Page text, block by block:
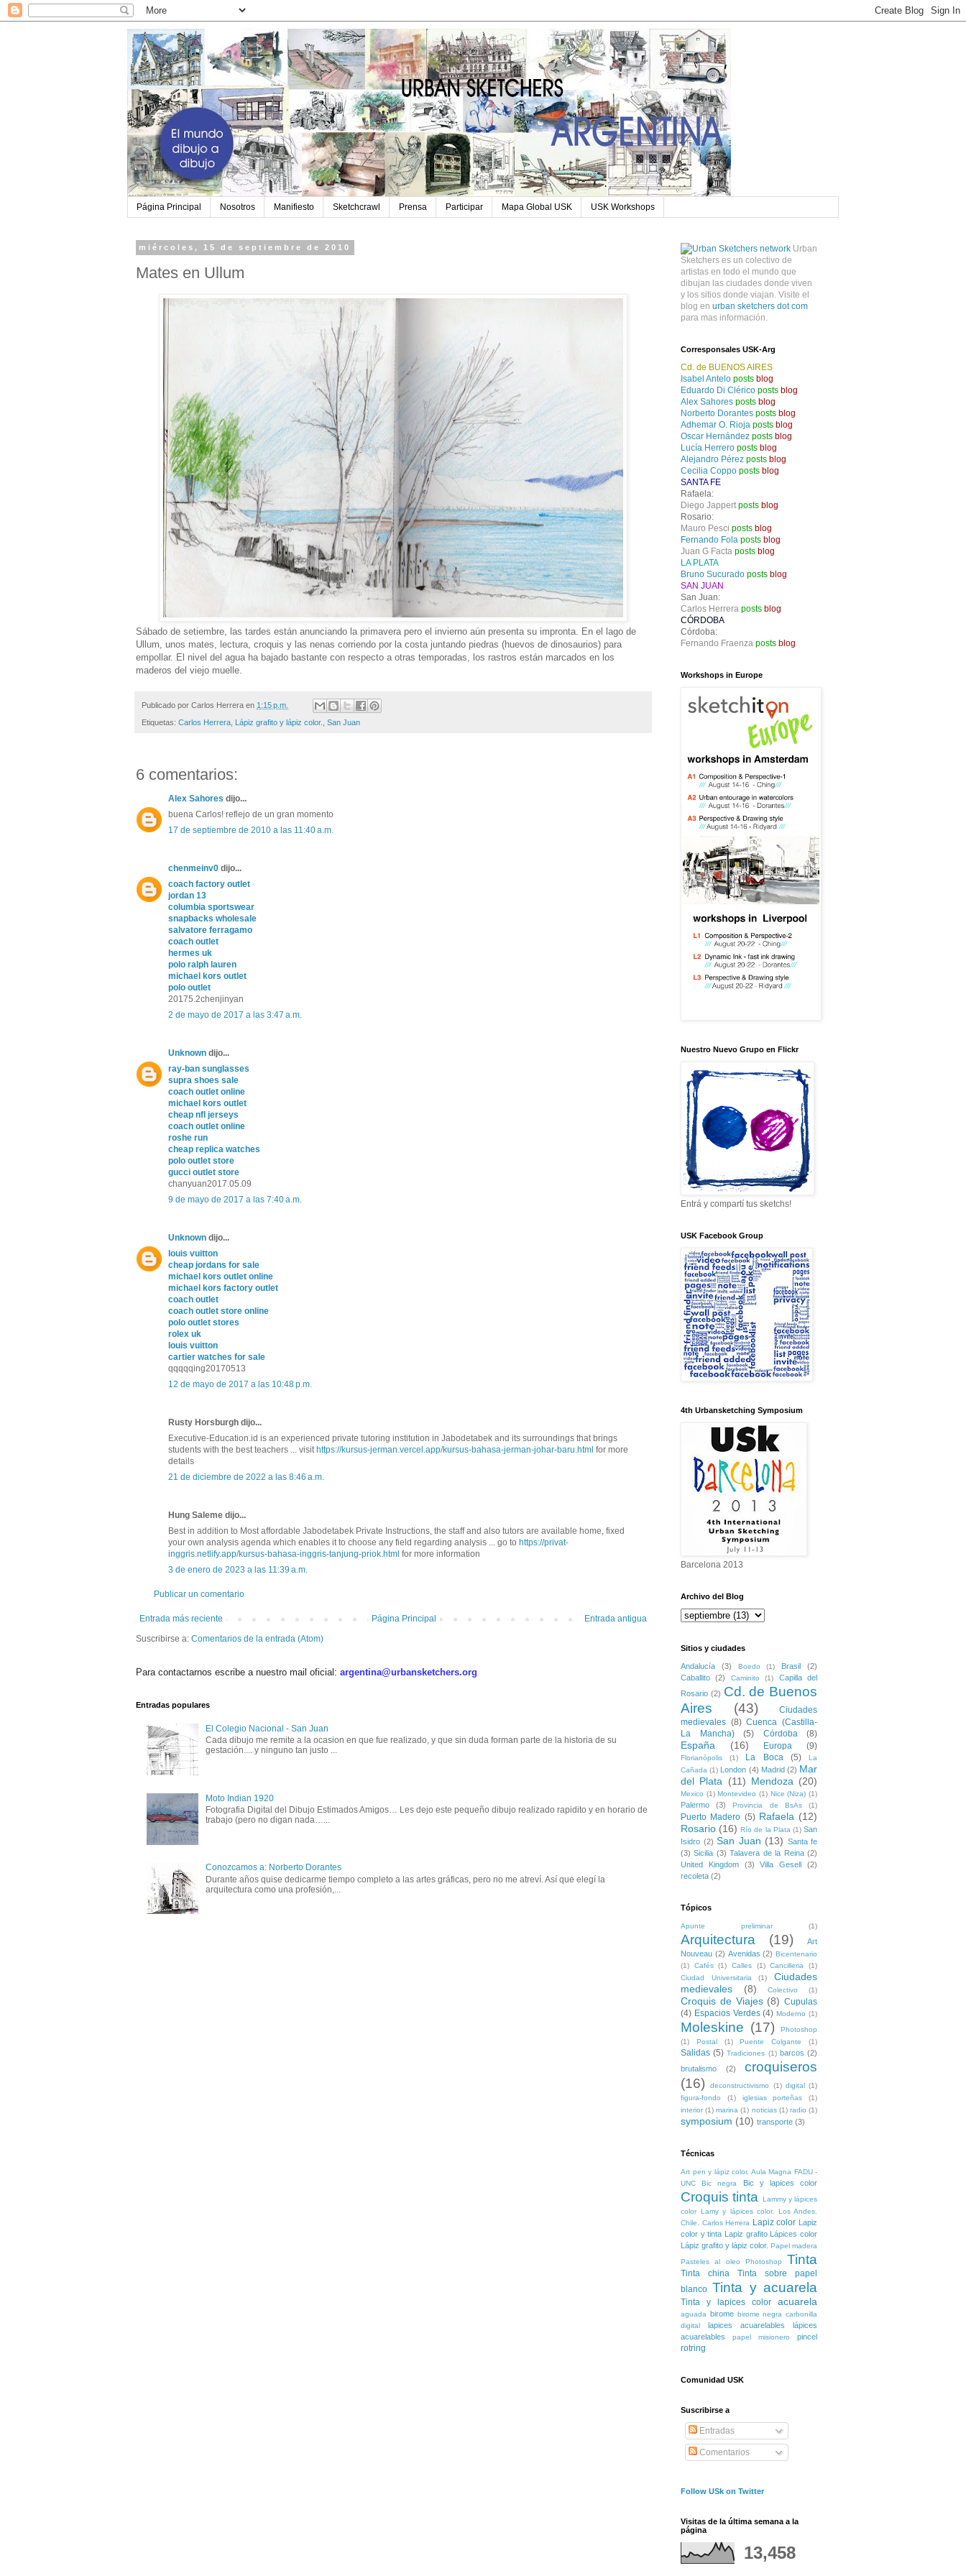
Página Principal Nosotros Manifiesto Sketchcrawl Prensa Participar Mapa Global USK USK Workshops
miércoles, 15 de septiembre de 2010
Mates en Ullum
Sábado de setiembre, las tardes están anunciando la primavera pero el invierno aún presenta su impronta. En el lago de
Ullum, unos mates, lectura, croquis y las nenas corriendo por la costa juntando piedras (huevos de dinosaurios) para
empollar. El nivel del agua ha bajado bastante con respecto a otras temporadas, los rastros están marcados en los
maderos del viejo muelle.
Publicado por Carlos Herrera en 1:15 p.m.
Etiquetas: Carlos Herrera, Lápiz grafito y lápiz color., San Juan
6 comentarios:
Alex Sahores dijo...
buena Carlos! reflejo de un gran momento
17 de septiembre de 2010 a las 11:40 a.m.
chenmeinv0 dijo...
coach factory outlet
jordan 13
columbia sportswear
snapbacks wholesale
salvatore ferragamo
coach outlet
hermes uk
polo ralph lauren
michael kors outlet
polo outlet
20175.2chenjinyan
2 de mayo de 2017 a las 3:47 a.m.
Unknown dijo...
ray-ban sunglasses
supra shoes sale
coach outlet online
michael kors outlet
cheap nfl jerseys
coach outlet online
roshe run
cheap replica watches
polo outlet store
gucci outlet store
chanyuan2017.05.09
9 de mayo de 2017 a las 7:40 a.m.
Unknown dijo...
louis vuitton
cheap jordans for sale
michael kors outlet online
michael kors factory outlet
coach outlet
coach outlet store online
polo outlet stores
rolex uk
louis vuitton
cartier watches for sale
qqqqqing20170513
12 de mayo de 2017 a las 10:48 p.m.
Rusty Horsburgh dijo...
Executive-Education.id is an experienced private tutoring institution in Jabodetabek and its surroundings that brings
students with the best teachers ... visit https://kursus-jerman.vercel.app/kursus-bahasa-jerman-johar-baru.html for more
details
21 de diciembre de 2022 a las 8:46 a.m.
Hung Saleme dijo...
Best in addition to Most affordable Jabodetabek Private Instructions, the staff and also tutors are available home, fixed
your own analysis agenda which enables it to choose any field regarding analysis ... go to https://privat-
inggris.netlify.app/kursus-bahasa-inggris-tanjung-priok.html for more information
3 de enero de 2023 a las 11:39 a.m.
Publicar un comentario
Entrada más reciente Entrada antigua
Página Principal
Suscribirse a: Comentarios de la entrada (Atom)
Para contactarnos escribe a nuestro mail oficial: argentina@urbansketchers.org
Entradas populares
El Colegio Nacional - San Juan
Cada dibujo me remite a la ocasion en que fue realizado, y que sin duda forman parte de la historia de su
gestación.... y ninguno tan justo ...
Moto Indian 1920
Fotografia Digital del Dibujo Estimados Amigos… Les dejo este pequeño dibujo realizado rapidito y en horario de
trabajo (pero no digan nada…...
Conozcamos a: Norberto Dorantes
Durante años quise dedicarme tiempo completo a las artes gráficas, pero no me atreví. Así que elegí la
arquitectura como una profesión,...
Urban
Sketchers es un colectivo de
artistas en todo el mundo que
dibujan las ciudades donde viven
y los sitios donde viajan. Visite el
blog en urban sketchers dot com
para mas información.
Corresponsales USK-Arg
Cd. de BUENOS AIRES
Isabel Antelo posts blog
Eduardo Di Clérico posts blog
Alex Sahores posts blog
Norberto Dorantes posts blog
Adhemar O. Rioja posts blog
Oscar Hernández posts blog
Lucía Herrero posts blog
Alejandro Pérez posts blog
Cecilia Coppo posts blog
SANTA FE
Rafaela:
Diego Jappert posts blog
Rosario:
Mauro Pesci posts blog
Fernando Fola posts blog
Juan G Facta posts blog
LA PLATA
Bruno Sucurado posts blog
SAN JUAN
San Juan:
Carlos Herrera posts blog
CÓRDOBA
Córdoba:
Fernando Fraenza posts blog
Workshops in Europe
Nuestro Nuevo Grupo en Flickr
Entrá y compartí tus sketchs!
USK Facebook Group
4th Urbansketching Symposium
Barcelona 2013
Archivo del Blog
Sitios y ciudades
Andalucía (3) Boedo (1) Brasil
(2)
Caballito
(2) Caminito (1)
Capilla del
Rosario (2) Cd. de Buenos
Aires
(43)
Ciudades
medievales (8) Cuenca (Castilla-
La Mancha)
(5) Córdoba (8)
España (16) Europa (9)
Florianópolis (1) La Boca (5)
La
Cañada (1) London (4) Madrid (2) Mar
del Plata (11) Mendoza (20)
Mexico (1) Montevideo (1) Nice (Niza) (1)
Palermo (3) Provincia de BsAs (1)
Puerto Madero (5) Rafaela (12)
Rosario (16) Río de la Plata (1) San
Isidro (2) San Juan (13) Santa fe
(3) Sicilia (3) Talavera de la Reina (2)
United Kingdom
(3) Villa Gesell
(2)
recoleta (2)
Tópicos
Apunte preliminar (1)
Arquitectura (19)
Art
Nouveau (2) Avenidas (2) Bicentenario
(1)
Cafés (1) Calles (1) Cancilleria
(1)
Ciudad Universitaria
(1)
Ciudades
medievales
(8) Colectivo (1)
Croquis de Viajes (8) Cupulas
(4) Espacios Verdes (4) Moderno (1)
Moleskine (17)
Photoshop
(1)
Postal (1) Puente Colgante (1)
Salidas (5) Tradiciones (1) barcos (2)
brutalismo
(2)
croquiseros
(16)
deconstructivismo (1) digital
(1)
figura-fondo
(1) iglesias porteñas
(1)
interior (1) marina (1) noticias (1) radio (1)
symposium (10) transporte (3)
Técnicas
Art pen y lápiz color. Aula Magna FADU -
UNC
Bic negra Bic y lapices color
Croquis tinta
Lammy y lápices
color
Lamy y lápices color. Los Andes.
Chile. Carlos Herrera Lapiz color
Lapiz
color y tinta
Lapiz grafito
Lápices color
Lápiz grafito y lápiz color. Papel madera
Pasteles al oleo
Photoshop Tinta
Tinta china
Tinta sobre papel
blanco Tinta y acuarela
Tinta y lapices color acuarela
aguada birome birome negra carbonilla
digital
lapices acuarelables
lápices
acuarelables
papel misionero pincel
rotring
Comunidad USK
Suscribirse a
Entradas
Comentarios
Follow USk on Twitter
Visitas de la última semana a la
página
13,458